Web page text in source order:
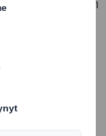
absorboi
siten